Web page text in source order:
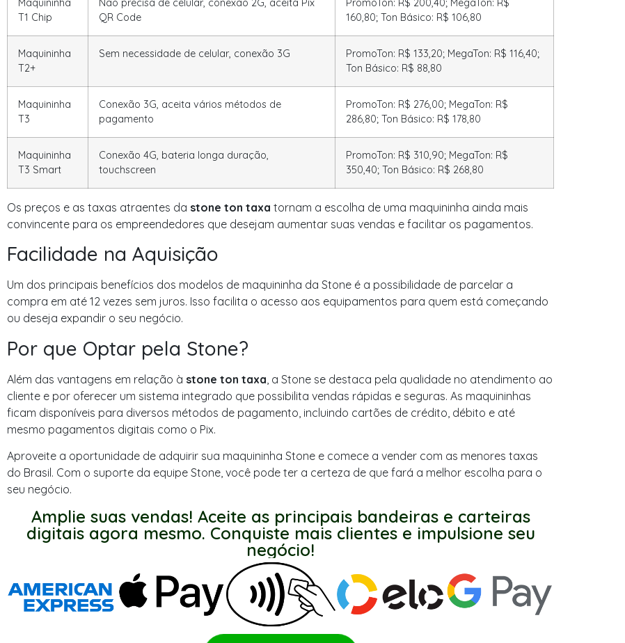
Maquininha
T1 Chip
Não precisa de celular, conexão 2G, aceita Pix
QR Code
PromoTon: R$ 200,40; MegaTon: R$
160,80; Ton Básico: R$ 106,80
Maquininha
T2+
Sem necessidade de celular, conexão 3G
PromoTon: R$ 133,20; MegaTon: R$ 116,40;
Ton Básico: R$ 88,80
Maquininha
T3
Conexão 3G, aceita vários métodos de
pagamento
PromoTon: R$ 276,00; MegaTon: R$
286,80; Ton Básico: R$ 178,80
Maquininha
T3 Smart
Conexão 4G, bateria longa duração,
touchscreen
PromoTon: R$ 310,90; MegaTon: R$
350,40; Ton Básico: R$ 268,80
Os preços e as taxas atraentes da stone ton taxa tornam a escolha de uma maquininha ainda mais
convincente para os empreendedores que desejam aumentar suas vendas e facilitar os pagamentos.
Facilidade na Aquisição
Um dos principais benefícios dos modelos de maquininha da Stone é a possibilidade de parcelar a
compra em até 12 vezes sem juros. Isso facilita o acesso aos equipamentos para quem está começando
ou deseja expandir o seu negócio.
Por que Optar pela Stone?
Além das vantagens em relação à stone ton taxa , a Stone se destaca pela qualidade no atendimento ao
cliente e por oferecer um sistema integrado que possibilita vendas rápidas e seguras. As maquininhas
ficam disponíveis para diversos métodos de pagamento, incluindo cartões de crédito, débito e até
mesmo pagamentos digitais como o Pix.
Aproveite a oportunidade de adquirir sua maquininha Stone e comece a vender com as menores taxas
do Brasil. Com o suporte da equipe Stone, você pode ter a certeza de que fará a melhor escolha para o
seu negócio.
Amplie suas vendas! Aceite as principais bandeiras e carteiras
digitais agora mesmo. Conquiste mais clientes e impulsione seu
negócio!